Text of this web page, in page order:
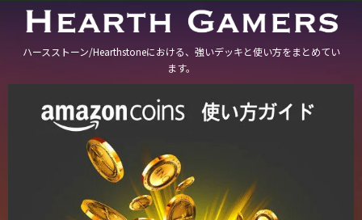
ハースストーン/Hearthstoneにおける、強いデッキと使い方をまとめてい
ます。